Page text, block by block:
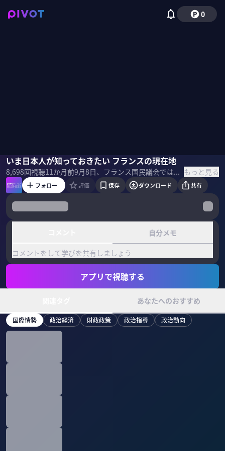
0
いま日本人が知っておきたい フランスの現在地
8,698回視聴11か月前 9月8日、フランス国民議会では内閣の信を問う投票が行われる。分断された議会と政治危機が続くなか、マクロン政権は状況を打開できるのか？ 欧州経済のスペシャリスト・田中理氏に、今後のシナリオを聞いた。 田中理｜第一生命経済研究所 首席エコノミスト 慶応義塾大学卒。青山学院大学修士（経済学）、米バージニア大学修士（経済学・統計学）。日本総合研究所、モルガン・スタンレー・ディーン・ウィッター証券などで日、米、欧の経済分析を担当。 2009年から第一生命経済研究所にて主に欧州経済を担当。 ＜目次＞ もっと見る
田中理野嶋紗己子
フォロー 評価 保存 ダウンロード 共有
自分メモ
コメントをして学びを共有しましょう
アプリで視聴する
あなたへのおすすめ
国際情勢 政治経済 財政政策 政治指導 政治動向